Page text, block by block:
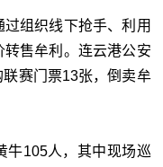
组织线下抢手、利用
售牟利。连云港公安
赛门票13张，倒卖牟
牛105人，其中现场巡